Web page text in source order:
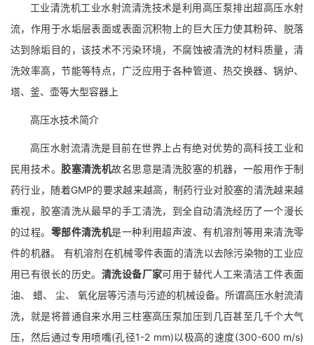
工业清洗机工业水射流清洗技术是利用高压泵排出超高压水射
流，作用于水垢层表面或表面沉积物上的巨大压力使其粉碎、脱落
达到除垢目的，该技术不污染环境，不腐蚀被清洗的材料质量，清
洗效率高，节能等特点，广泛应用于各种管道、热交换器、锅炉、
塔、釜、壶等大型容器上
高压水技术简介
高压水射流清洗是目前在世界上占有绝对优势的高科技工业和
民用技术。 胶塞清洗机故名思意是清洗胶塞的机器，一般用作于制
药行业，随着GMP的要求越来越高，制药行业对胶塞的清洗越来越
重视，胶塞清洗从最早的手工清洗，到全自动清洗经历了一个漫长
的过程。 零部件清洗机是一种利用超声波、有机溶剂等用来清洗零
件的机器。 有机溶剂在机械零件表面的清洗以去除污染物的工业应
用已有很长的历史。 清洗设备厂家可用于替代人工来清洁工件表面
油、 蜡、 尘、 氧化层等污渍与污迹的机械设备。所谓高压水射流清
洗，就是将普通自来水用三柱塞高压泵加压到几百甚至几千个大气
压，然后通过专用喷嘴(孔径1-2 mm)以极高的速度(300-600 m/s)